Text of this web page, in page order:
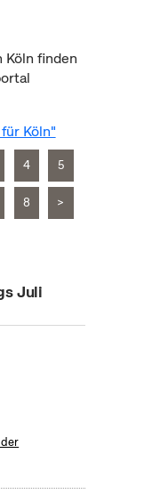
finden
Köln"
4 5
8 >
Juli